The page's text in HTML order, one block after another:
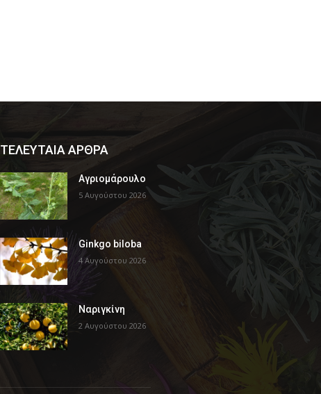
ΤΕΛΕΥΤΑΙΑ ΑΡΘΡΑ
Αγριομάρουλο
5 Αυγούστου 2026
Ginkgo biloba
4 Αυγούστου 2026
Ναριγκίνη
2 Αυγούστου 2026